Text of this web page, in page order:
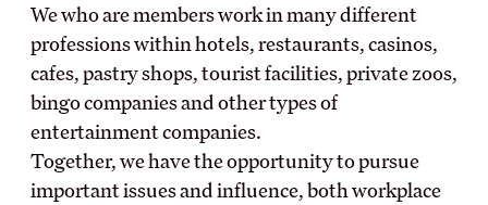
Utbildningar
Försäkringar
Inkomst­försäkring
Pensionärsmedlem
Studerandemedlem
Ung i HRF
Uppdragsredovisning
Skolinformation
Stipendium
Besöksnäringens
forsknings- och
Utbildningsrådet för Hotell
och Restauranger
We who are members work in many different
professions within hotels, restaurants, casinos,
cafes, pastry shops, tourist facilities, private zoos,
bingo companies and other types of
entertainment companies.
Together, we have the opportunity to pursue
important issues and influence, both workplace